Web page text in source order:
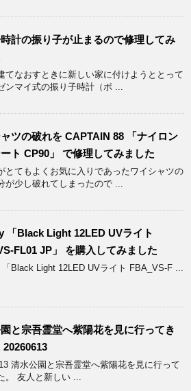
計の振り子が止まるので修理してみ
てなおすときに新しい家に付けようととって
ンマイ式の振り子時計（ボ ...
ツの破れを CAPTAIN 88 「ナイロン
ト CP90」 で修理してみました
とてもよくお気に入りであったワイシャツの
が少し破れてしまったので ...
「Black Light 12LED UVライト
FL01 JP」 を購入してみました
Black Light 12LED UVライト FBA_VS-F ...
と宗吾霊堂へ紫陽花を見に行ってき
20260613
清水公園と宗吾霊堂へ紫陽花を見に行って
。 友人と新しい ...